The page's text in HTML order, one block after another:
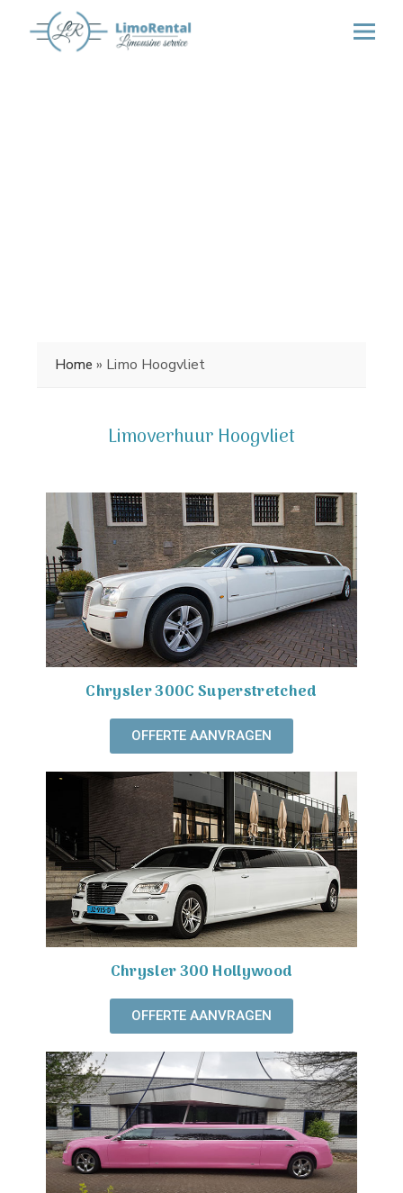
Home » Limo Hoogvliet
Limoverhuur Hoogvliet
Chrysler 300C Superstretched
OFFERTE AANVRAGEN
Chrysler 300 Hollywood
OFFERTE AANVRAGEN